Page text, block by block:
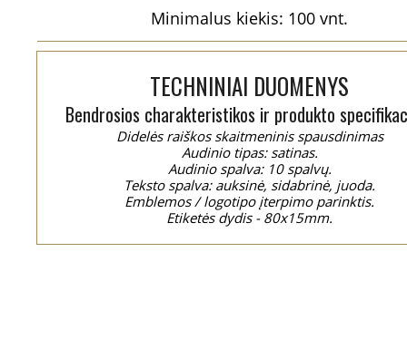
Minimalus kiekis: 100 vnt.
TECHNINIAI DUOMENYS
Bendrosios charakteristikos ir produkto
Didelės raiškos skaitmeninis spausdinimas
Audinio tipas: satinas.
Audinio spalva: 10 spalvų.
Teksto spalva: auksinė, sidabrinė, juoda.
Emblemos / logotipo įterpimo parinktis.
Etiketės dydis - 80x15mm.